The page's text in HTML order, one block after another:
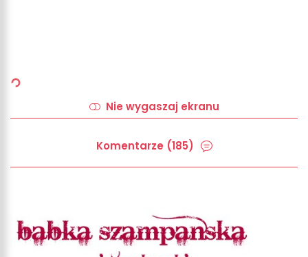
Nie wygaszaj ekranu
Komentarze (185)